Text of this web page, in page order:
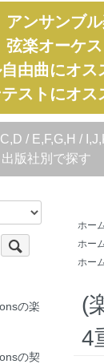
アンサンブ
弦楽オーケ
由曲にオス
ストにオス
/ E,F,G,H /
出版社別で探す
ホー
ホー
ホー
(
4
の楽
の契